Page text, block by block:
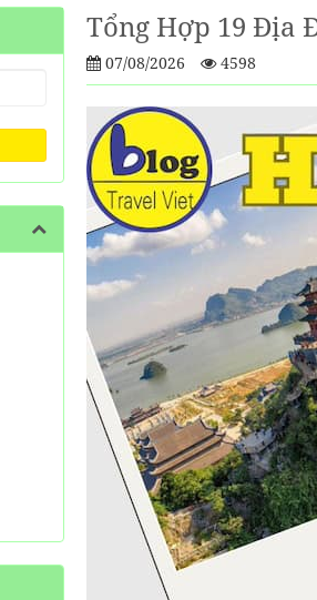
Tổng Hợp 19 Địa
07/08/2026 4598